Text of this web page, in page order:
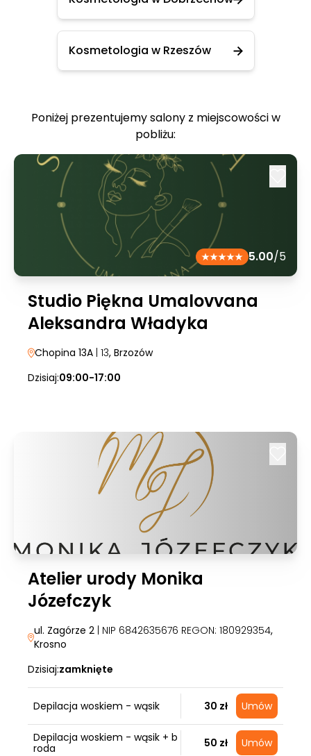
Kosmetologia w Rzeszów
Poniżej prezentujemy salony z miejscowości w
pobliżu:
5.00/5
Studio Piękna Umalovvana
Aleksandra Władyka
Chopina 13A | 13, Brzozów
Dzisiaj:09:00-17:00
Atelier urody Monika
Józefczyk
ul. Zagórze 2 | NIP 6842635676 REGON: 180929354,
Krosno
Dzisiaj:zamknięte
Depilacja woskiem - wąsik 30 zł Umów
Depilacja woskiem - wąsik + b
roda
50 zł Umów